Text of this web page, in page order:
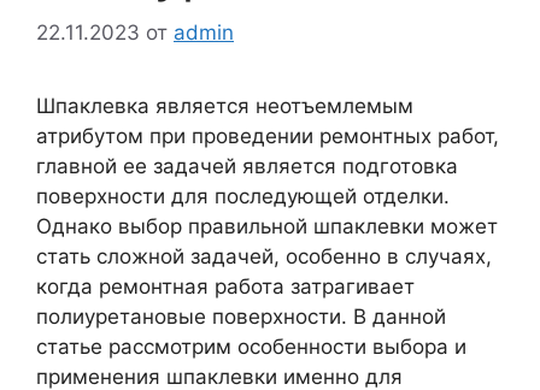
22.11.2023 от admin
Шпаклевка является неотъемлемым
атрибутом при проведении ремонтных работ,
главной ее задачей является подготовка
поверхности для последующей отделки.
Однако выбор правильной шпаклевки может
стать сложной задачей, особенно в случаях,
когда ремонтная работа затрагивает
полиуретановые поверхности. В данной
статье рассмотрим особенности выбора и
применения шпаклевки именно для